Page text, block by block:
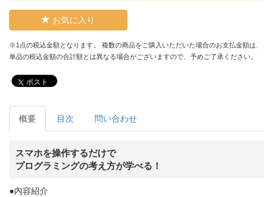
お気に入り
※1点の税込金額となります。 複数の商品をご購入いただいた場合のお支払金額は、
単品の税込金額の合計額とは異なる場合がございますので、予めご了承ください。
ポスト
概要 目次 問い合わせ
スマホを操作するだけで
プログラミングの考え方が学べる！
●内容紹介